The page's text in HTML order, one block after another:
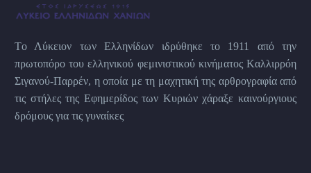
Tο Λύκειον των Eλληνίδων ιδρύθηκε το 1911 από την
πρωτοπόρο του ελληνικού φεμινιστικού κινήματος Kαλλιρρόη
Σιγανού-Παρρέν, η οποία με τη μαχητική της αρθρογραφία από
τις στήλες της Εφημερίδος των Kυριών χάραξε καινούργιους
δρόμους για τις γυναίκες